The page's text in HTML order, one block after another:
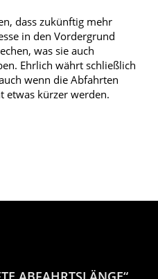
dass zukünftig mehr
in den Vordergrund
was sie auch
Ehrlich währt schließlich
wenn die Abfahrten
etwas kürzer werden.